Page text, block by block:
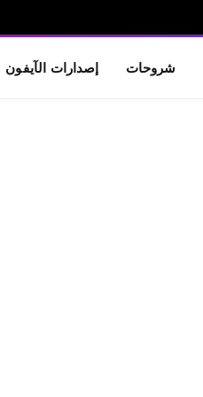
شروحات إصدارات الآيفون